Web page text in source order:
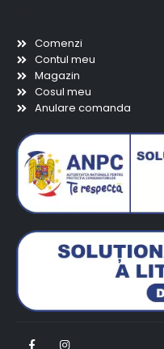
Comenzi
Contul meu
Magazin
Cosul meu
Anulare comanda